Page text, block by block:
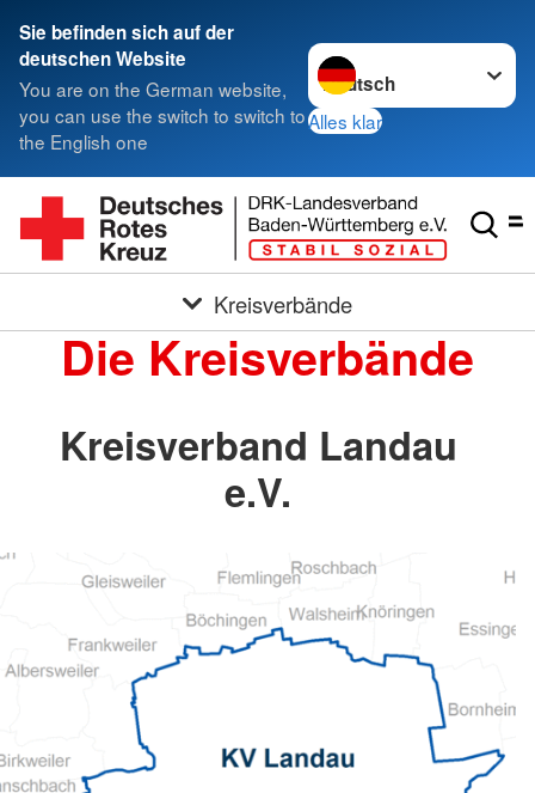
Sie befinden sich auf der
deutschen Website
You are on the German website,
you can use the switch to switch to
the English one
Sprache wechseln zu
Alles klar
Kreisverbände
Die Kreisverbände
Kreisverband Landau
e.V.